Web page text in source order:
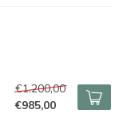
€1.200,00
€985,00